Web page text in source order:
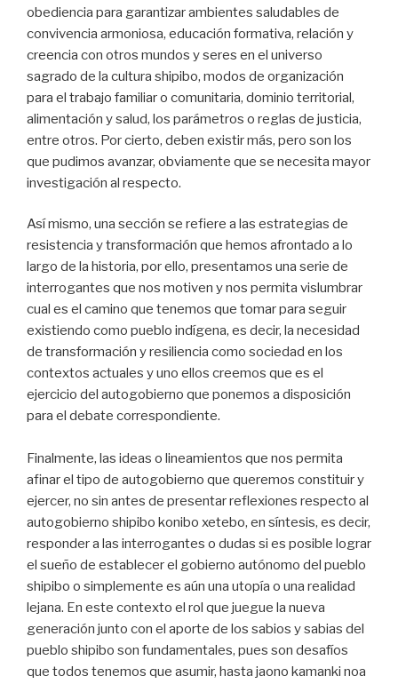
obediencia para garantizar ambientes saludables de
convivencia armoniosa, educación formativa, relación y
creencia con otros mundos y seres en el universo
sagrado de la cultura shipibo, modos de organización
para el trabajo familiar o comunitaria, dominio territorial,
alimentación y salud, los parámetros o reglas de justicia,
entre otros. Por cierto, deben existir más, pero son los
que pudimos avanzar, obviamente que se necesita mayor
investigación al respecto.
Así mismo, una sección se refiere a las estrategias de
resistencia y transformación que hemos afrontado a lo
largo de la historia, por ello, presentamos una serie de
interrogantes que nos motiven y nos permita vislumbrar
cual es el camino que tenemos que tomar para seguir
existiendo como pueblo indígena, es decir, la necesidad
de transformación y resiliencia como sociedad en los
contextos actuales y uno ellos creemos que es el
ejercicio del autogobierno que ponemos a disposición
para el debate correspondiente.
Finalmente, las ideas o lineamientos que nos permita
afinar el tipo de autogobierno que queremos constituir y
ejercer, no sin antes de presentar reflexiones respecto al
autogobierno shipibo konibo xetebo, en síntesis, es decir,
responder a las interrogantes o dudas si es posible lograr
el sueño de establecer el gobierno autónomo del pueblo
shipibo o simplemente es aún una utopía o una realidad
lejana. En este contexto el rol que juegue la nueva
generación junto con el aporte de los sabios y sabias del
pueblo shipibo son fundamentales, pues son desafíos
que todos tenemos que asumir, hasta jaono kamanki noa